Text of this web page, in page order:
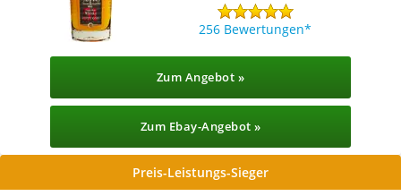
256 Bewertungen
Zum Angebot »
Zum Ebay-Angebot »
Preis-Leistungs-Sieger